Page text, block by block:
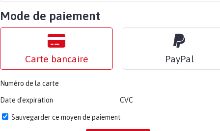
Mode de paiement
Carte bancaire PayPal
Numéro de la carte
Date d'expiration CVC
Sauvegarder ce moyen de paiement